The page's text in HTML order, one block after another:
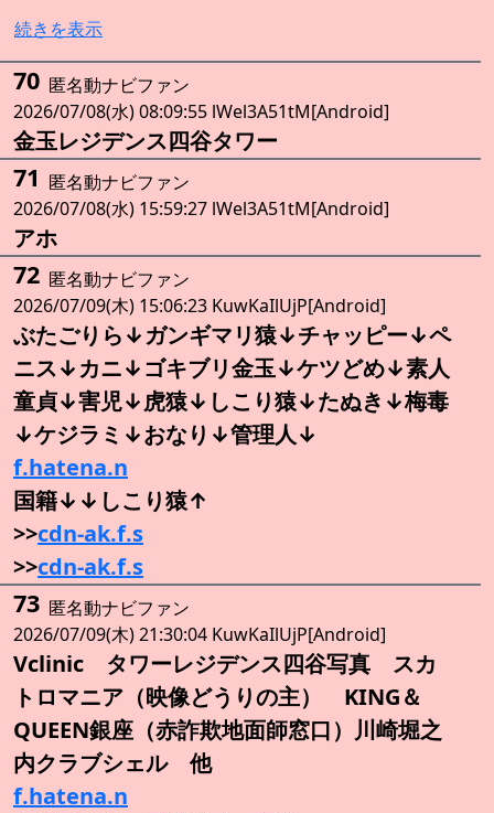
続きを表示
70 匿名動ナビファン
2026/07/08(水) 08:09:55 lWel3A51tM[Android]
金玉レジデンス四谷タワー
71 匿名動ナビファン
2026/07/08(水) 15:59:27 lWel3A51tM[Android]
アホ
72 匿名動ナビファン
2026/07/09(木) 15:06:23 KuwKaIlUjP[Android]
ぶたごりら↓ガンギマリ猿↓チャッピー↓ペ
ニス↓カニ↓ゴキブリ金玉↓ケツどめ↓素人
童貞↓害児↓虎猿↓しこり猿↓たぬき↓梅毒
↓ケジラミ↓おなり↓管理人↓
f.hatena.n
国籍↓↓しこり猿↑
>>cdn-ak.f.s
>>cdn-ak.f.s
73 匿名動ナビファン
2026/07/09(木) 21:30:04 KuwKaIlUjP[Android]
Vclinic タワーレジデンス四谷写真 スカ
トロマニア（映像どうりの主） KING＆
QUEEN銀座（赤詐欺地面師窓口）川崎堀之
内クラブシェル 他
f.hatena.n